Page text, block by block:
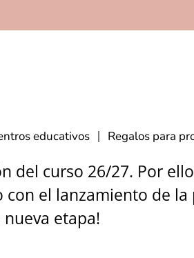
educativos Regalos para
del curso 26/27. Por
con el lanzamiento de la
etapa!